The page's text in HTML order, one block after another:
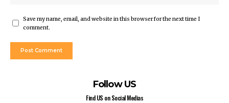
Save my name, email, and website in this browser for the next time I
comment.
Follow US
Find US on Social Medias